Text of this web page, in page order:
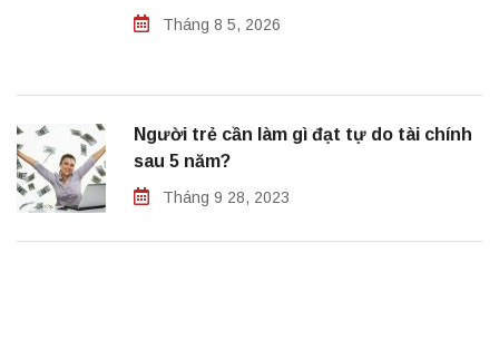
Tháng 8 5, 2026
Người trẻ cần làm gì đạt tự do tài chính
sau 5 năm?
Tháng 9 28, 2023